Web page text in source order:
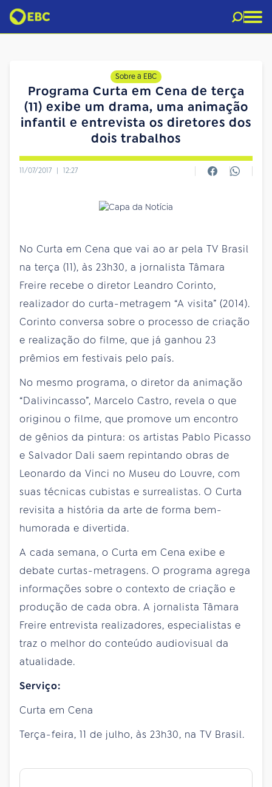
Sobre a EBC
Programa Curta em Cena de terça
(11) exibe um drama, uma animação
infantil e entrevista os diretores dos
dois trabalhos
11/07/2017 | 12:27
No Curta em Cena que vai ao ar pela TV Brasil
na terça (11), às 23h30, a jornalista Tâmara
Freire recebe o diretor Leandro Corinto,
realizador do curta-metragem “A visita” (2014).
Corinto conversa sobre o processo de criação
e realização do filme, que já ganhou 23
prêmios em festivais pelo país.
No mesmo programa, o diretor da animação
“Dalivincasso”, Marcelo Castro, revela o que
originou o filme, que promove um encontro
de gênios da pintura: os artistas Pablo Picasso
e Salvador Dali saem repintando obras de
Leonardo da Vinci no Museu do Louvre, com
suas técnicas cubistas e surrealistas. O Curta
revisita a história da arte de forma bem-
humorada e divertida.
A cada semana, o Curta em Cena exibe e
debate curtas-metragens. O programa agrega
informações sobre o contexto de criação e
produção de cada obra. A jornalista Tâmara
Freire entrevista realizadores, especialistas e
traz o melhor do conteúdo audiovisual da
atualidade.
Serviço:
Curta em Cena
Terça-feira, 11 de julho, às 23h30, na TV Brasil.